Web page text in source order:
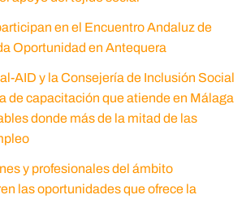
en el Encuentro Andaluz de
Oportunidad en Antequera
AID y la Consejería de Inclusión Social
de capacitación que atiende en Málaga
donde más de la mitad de las
y profesionales del ámbito
las oportunidades que ofrece la